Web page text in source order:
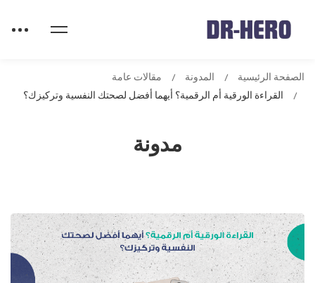
مدونة
الصفحة الرئيسية المدونة
مقالات عامة
القراءة الورقية أم الرقمية؟ أيهما أفضل لصحتك النفسية وتركيزك؟